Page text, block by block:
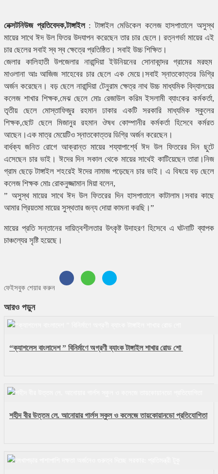
নেক্সটনিউজ প্রতিবেদক,টাঙ্গাইল: টাঙ্গাইল মেডিকেল কলেজ হাসপাতালে অসুস্থ
মায়ের সাথে ঈদ উল ফিতর উদযাপন করেছেন তার চার ছেলে। রত্নগর্ভা মায়ের এই
চার ছেলের সবাই স্ব স্ব ক্ষেত্রে প্রতিষ্ঠিত। সবাই উচ্চ শিক্ষিত।
জেলার কালিহাতী উপজেলার নারান্দিয়া ইউনিয়নের সোনাকান্দর গ্রামের মরহুম
মাওলানা আঃ আজিজ সাহেবের চার ছেলে এক মেয়ে।সবাই স্নাতকোত্তর ডিগ্রি
অর্জন করেছেন। বড় ছেলে নারান্দিয়া টেনুরাম ক্ষেত্র নাথ উচ্চ মাধ্যমিক বিদ্যালয়ের
কলেজ শাখার শিক্ষক,মেঝ ছেলে মোঃ রেজাউল করিম ইসলামী ব্যাংকের কর্মকর্তা,
তৃতীয় ছেলে মোস্তাফিজুর রহমান ঢাকার একটি সরকারি মাধ্যমিক স্কুলের
শিক্ষক,ছোট ছেলে মিজানুর রহমান ঔষধ কোম্পানীর কর্মকর্তা হিসেবে কর্মরত
আছেন।এক মাত্র মেয়েটিও স্নাতকোত্তর ডিগ্রি অর্জন করেছেন।
বার্ধক্য জনিত রোগে আক্রান্ত মায়ের শয্যাপার্শ্বে ঈদ উল ফিতরের দিন ছুটে
এসেছেন চার ভাই। ঈদের দিন সকাল থেকে মায়ের সাথেই কাটিয়েছেন তারা।নিজ
গ্রাম ছেড়ে টাঙ্গাইল শহরেই ঈদের নামাজ পড়েছেন চার ভাই। এ বিষয়ে বড় ছেলে
কলেজ শিক্ষক মোঃ রোকনুজ্জামান মিয়া বলেন,
” অসুস্থ মায়ের সাথে ঈদ উল ফিতরের দিন হাসপাতালে কাটালাম।সবার কাছে
আমার প্রিয়তমা মায়ের সুস্থতার জন্য দোয়া কামনা করছি।”
মায়ের প্রতি সন্তানের দায়িত্বশীলতার উৎকৃষ্ট উদাহরণ হিসেবে এ ঘটনাটি ব্যাপক
চাঞ্চল্যের সৃষ্টি হয়েছে।
ফেইসবুক শেয়ার করুন
আরও পড়ুন
“ক্যাশলেস বাংলাদেশ ” বিনির্মাণে অগ্রণী ব্যাংক টাঙ্গাইল শাখার রোড শো
শহীদ বীর উত্তম লে. আনোয়ার গার্লস স্কুল ও কলেজে তায়কোয়ানডো প্রতিযোগিতা